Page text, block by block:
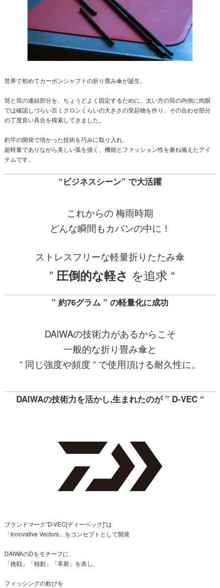
世界で初めてカーボンシャフトの折り畳み傘が誕生。
筒と筒の連結部分を、ちょうどよく固定するために、太い方の筒の内側に肉眼
では確認しづらい百ミクロンくらいの大きさの突起物を作り、その合わせ部分
の丁度良い具合を模索してきました。
釣竿の開発で培かった技術を巧みに取り入れ、
超軽量でありながら美しい弧を描く、機能とファッション性を兼ね備えたアイ
テムです。
“ビジネスシーン” で大活躍
これからの 梅雨時期
どんな瞬間もカバンの中に！
ストレスフリーな軽量折りたたみ傘
” 圧倒的な軽さ を追求 “
” 約76グラム ” の軽量化に成功
DAIWAの技術力があるからこそ
一般的な折り畳み傘と
” 同じ強度や頻度 ” で使用頂ける耐久性に。
DAIWAの技術力を活かし,生まれたのが ” D-VEC “
ブランドマーク”D-VEC[ディーベック]”は
「Innovative Vectors」をコンセプトとして開発
DAIWAのDをモチーフに、
「挑戦」「独創」「革新」を表し、
フィッシングの歓びを